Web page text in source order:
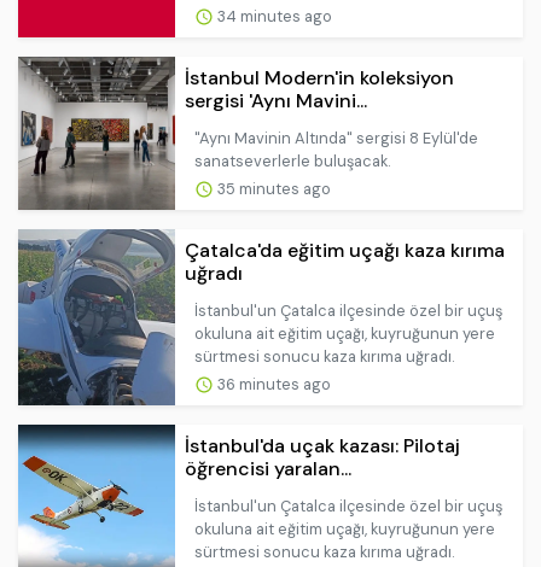
34 minutes ago
İstanbul Modern'in koleksiyon
sergisi 'Aynı Mavini...
"Aynı Mavinin Altında" sergisi 8 Eylül'de
sanatseverlerle buluşacak.
35 minutes ago
Çatalca'da eğitim uçağı kaza kırıma
uğradı
İstanbul'un Çatalca ilçesinde özel bir uçuş
okuluna ait eğitim uçağı, kuyruğunun yere
sürtmesi sonucu kaza kırıma uğradı.
36 minutes ago
İstanbul'da uçak kazası: Pilotaj
öğrencisi yaralan...
İstanbul'un Çatalca ilçesinde özel bir uçuş
okuluna ait eğitim uçağı, kuyruğunun yere
sürtmesi sonucu kaza kırıma uğradı.